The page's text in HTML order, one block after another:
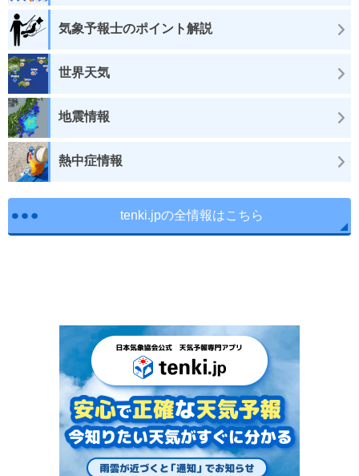
気象予報士のポイント解説
世界天気
地震情報
熱中症情報
tenki.jpの全情報はこちら